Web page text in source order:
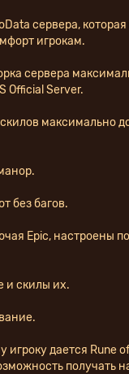
сервера,
игрокам.
сервера
Official Server.
максимально
без багов.
Epic, настроены по
и скилы их.
игроку дается Rune
получать